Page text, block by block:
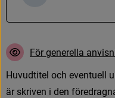
För generella anvisn
Huvudtitel och eventuell u
är skriven i den föredragn